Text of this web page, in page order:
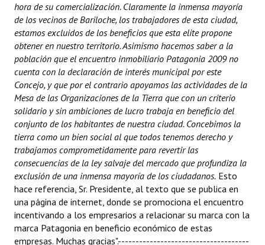
Antiguos Pobladores
Noticias Destacadas
Registros y Distinciones
Datos Históricos
Premio al Mérito - Registro
Audiencias Públicas - Registro
Mujeres que Dejaron Huellas - Registro
Periodistas Decanos - Registro
Ciudadano Ilustre - Registro
Banca del Vecino - Registro
hora de su comercialización. Claramente la inmensa mayoría
de los vecinos de Bariloche, los trabajadores de esta ciudad,
estamos excluidos de los beneficios que esta elite propone
obtener en nuestro territorio. Asimismo hacemos saber a la
población que el encuentro inmobiliario Patagonia 2009 no
cuenta con la declaración de interés municipal por este
Concejo, y que por el contrario apoyamos las actividades de la
Mesa de las Organizaciones de la Tierra que con un criterio
solidario y sin ambiciones de lucro trabaja en beneficio del
conjunto de los habitantes de nuestra ciudad. Concebimos la
tierra como un bien social al que todos tenemos derecho y
trabajamos comprometidamente para revertir las
consecuencias de la ley salvaje del mercado que profundiza la
exclusión de una inmensa mayoría de los ciudadanos. Esto
hace referencia, Sr. Presidente, al texto que se publica en
una página de internet, donde se promociona el encuentro
incentivando a los empresarios a relacionar su marca con la
marca Patagonia en beneficio económico de estas
empresas. Muchas gracias".-------------------------------------